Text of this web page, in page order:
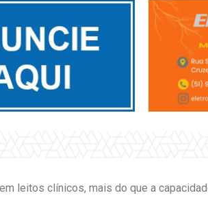
leitos clínicos, mais do que a